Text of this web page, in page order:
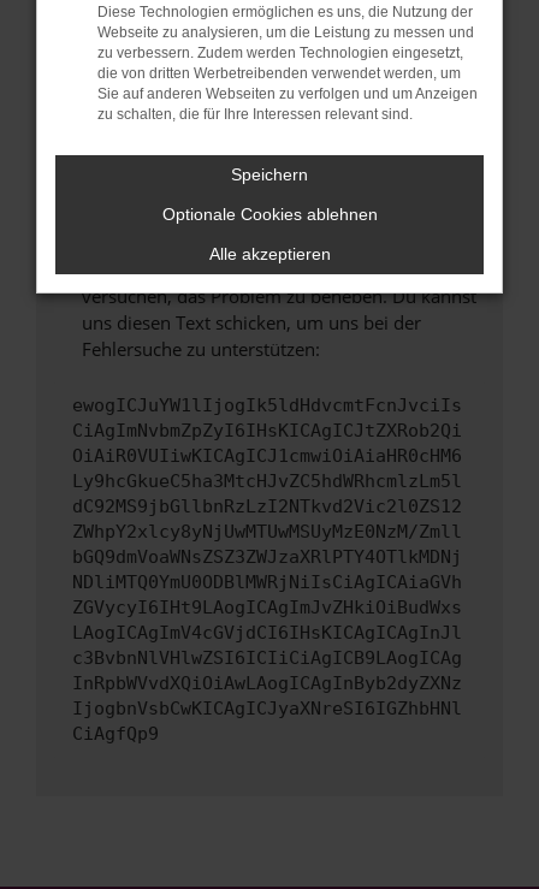
Stelle sicher, dass dein Browser und dein
Betriebssystem auf dem neuesten Stand
sind.
Veraltete Software birgt nicht nur ein
Sicherheitsrisiko, sondern kann auch dazu
führen, dass bestimmte Funktionen nicht mehr
unterstützt werden.
Wende dich an den Webseitenbetreiber.
Wenn du alle oben genannten Schritte versucht
hast, kontaktiere uns bitte. Wir werden
versuchen, das Problem zu beheben. Du kannst
uns diesen Text schicken, um uns bei der
Fehlersuche zu unterstützen:
ewogICJuYW1lIjogIk5ldHdvcmtFcnJvciIs
CiAgImNvbmZpZyI6IHsKICAgICJtZXRob2Qi
OiAiR0VUIiwKICAgICJ1cmwiOiAiaHR0cHM6
Ly9hcGkueC5ha3MtcHJvZC5hdWRhcmlzLm5l
dC92MS9jbGllbnRzLzI2NTkvd2Vic2l0ZS12
ZWhpY2xlcy8yNjUwMTUwMSUyMzE0NzM/Zmll
bGQ9dmVoaWNsZSZ3ZWJzaXRlPTY4OTlkMDNj
NDliMTQ0YmU0ODBlMWRjNiIsCiAgICAiaGVh
ZGVycyI6IHt9LAogICAgImJvZHkiOiBudWxs
LAogICAgImV4cGVjdCI6IHsKICAgICAgInJl
c3BvbnNlVHlwZSI6ICIiCiAgICB9LAogICAg
InRpbWVvdXQiOiAwLAogICAgInByb2dyZXNz
IjogbnVsbCwKICAgICJyaXNreSI6IGZhbHNl
CiAgfQp9
Diese Technologien ermöglichen es uns, die Nutzung der
Webseite zu analysieren, um die Leistung zu messen und
zu verbessern. Zudem werden Technologien eingesetzt,
die von dritten Werbetreibenden verwendet werden, um
Sie auf anderen Webseiten zu verfolgen und um Anzeigen
zu schalten, die für Ihre Interessen relevant sind.
Speichern
Optionale Cookies ablehnen
Alle akzeptieren